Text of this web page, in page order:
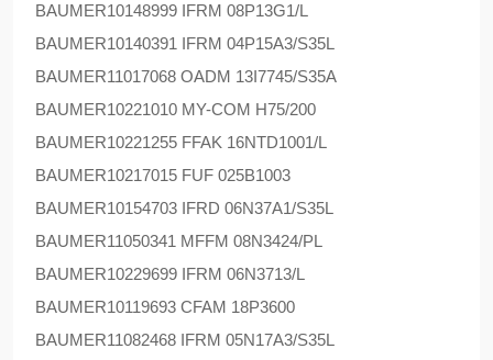
BAUMER10148999 IFRM 08P13G1/L
BAUMER10140391 IFRM 04P15A3/S35L
BAUMER11017068 OADM 13I7745/S35A
BAUMER10221010 MY-COM H75/200
BAUMER10221255 FFAK 16NTD1001/L
BAUMER10217015 FUF 025B1003
BAUMER10154703 IFRD 06N37A1/S35L
BAUMER11050341 MFFM 08N3424/PL
BAUMER10229699 IFRM 06N3713/L
BAUMER10119693 CFAM 18P3600
BAUMER11082468 IFRM 05N17A3/S35L